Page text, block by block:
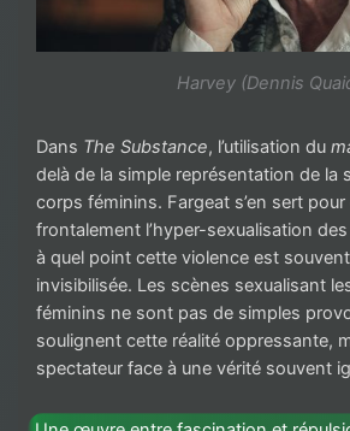
Harvey (Dennis
Dans The Substance, l’utilisation du
delà de la simple représentation de la
corps féminins. Fargeat s’en sert
frontalement l’hyper-sexualisation
à quel point cette violence est
invisibilisée. Les scènes sexualisant
féminins ne sont pas de simples
soulignent cette réalité oppressante,
spectateur face à une vérité souvent